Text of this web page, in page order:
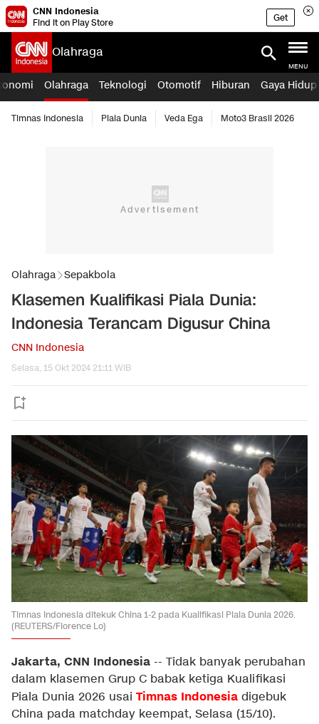
CNN Indonesia
Find it on Play Store
Get
Olahraga
MENU
Olahraga Teknologi Otomotif Hiburan Gaya Hidup
Timnas Indonesia Piala Dunia Veda Ega Moto3 Brasil 2026
Olahraga Sepakbola
Klasemen Kualifikasi Piala Dunia:
Indonesia Terancam Digusur China
CNN Indonesia
Selasa, 15 Okt 2024 21:11 WIB
Timnas Indonesia ditekuk China 1-2 pada Kualifikasi Piala Dunia 2026.
(REUTERS/Florence Lo)
Jakarta, CNN Indonesia -- Tidak banyak perubahan
dalam klasemen Grup C babak ketiga Kualifikasi
Piala Dunia 2026 usai Timnas Indonesia digebuk
China pada matchday keempat, Selasa (15/10).